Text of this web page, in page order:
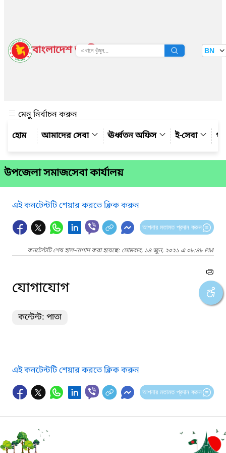
বাংলাদেশ জাতীয় তথ্য বাতায়ন BN
মেনু নির্বাচন করুন
আমাদের সেবা
ঊর্ধ্বতন অফিস ই-সেবা
উপজেলা সমাজসেবা কার্যালয়
এই কনটেন্টটি শেয়ার করতে ক্লিক করুন
আপনার মতামত প্রদান করুন
কনটেন্টটি শেষ হাল-নাগাদ করা হয়েছে: সোমবার, ১৪ জুন, ২০২১ এ ০৮:৪৮ PM
যোগাযোগ
কন্টেন্ট: পাতা
এই কনটেন্টটি শেয়ার করতে ক্লিক করুন
আপনার মতামত প্রদান করুন